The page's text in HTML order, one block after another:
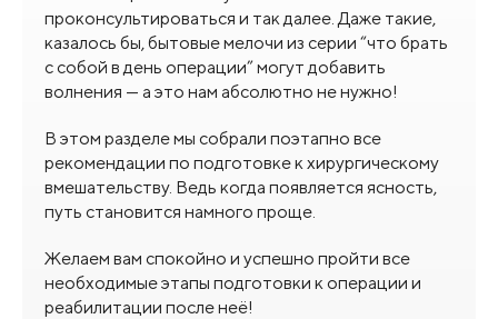
проконсультироваться и так далее. Даже такие,
казалось бы, бытовые мелочи из серии “что брать
с собой в день операции” могут добавить
волнения — а это нам абсолютно не нужно!
В этом разделе мы собрали поэтапно все
рекомендации по подготовке к хирургическому
вмешательству. Ведь когда появляется ясность,
путь становится намного проще.
Желаем вам спокойно и успешно пройти все
необходимые этапы подготовки к операции и
реабилитации после неё!